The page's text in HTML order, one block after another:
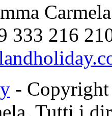
333 216
- Copyright
Tutti i